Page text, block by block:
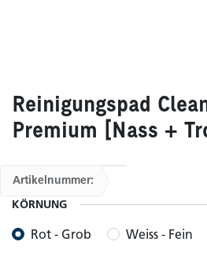
Reinigungspad
Premium [Nass +
Artikelnummer:
KÖRNUNG
Rot - Grob Weiss - Fein